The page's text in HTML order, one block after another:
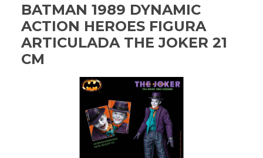
BATMAN 1989 DYNAMIC
ACTION HEROES FIGURA
ARTICULADA THE JOKER 21
CM